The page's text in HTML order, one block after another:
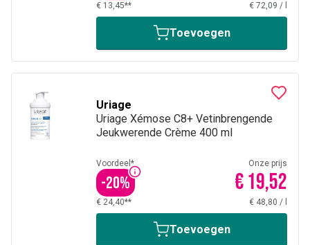
€ 13,45** € 72,09 /
Toevoegen
Uriage
Uriage Xémose C8+ Vetinbrengende
Jeukwerende Crème 400 ml
Voordeel*
-20%
Onze prijs
€ 19,52
€ 24,40** € 48,80 /
Toevoegen